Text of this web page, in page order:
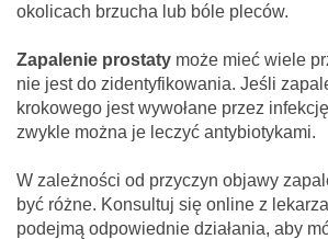
okolicach brzucha lub bóle pleców.
Zapalenie prostaty może mieć wiele
nie jest do zidentyfikowania. Jeśli
krokowego jest wywołane przez
zwykle można je leczyć antybiotykami.
W zależności od przyczyn objawy
być różne. Konsultuj się online z
podejmą odpowiednie działania, aby